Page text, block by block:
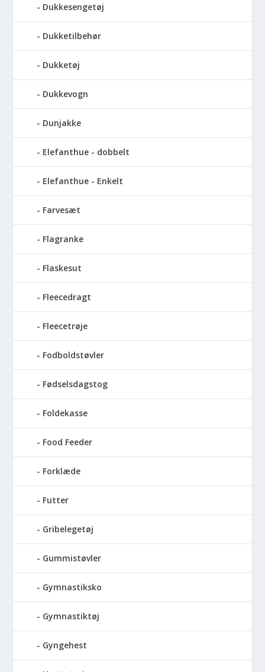
Dukkesengetøj
Dukketilbehør
Dukketøj
Dukkevogn
Dunjakke
Elefanthue - dobbelt
Elefanthue - Enkelt
Farvesæt
Flagranke
Flaskesut
Fleecedragt
Fleecetrøje
Fodboldstøvler
Fødselsdagstog
Foldekasse
Food Feeder
Forklæde
Futter
Gribelegetøj
Gummistøvler
Gymnastiksko
Gymnastiktøj
Gyngehest